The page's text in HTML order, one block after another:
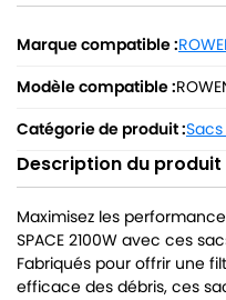
Marque compatible :
Modèle compatible :
Catégorie de produit :
Description du produit
Maximisez les
SPACE 2100W avec ces
Fabriqués pour offrir une
efficace des débris, ces